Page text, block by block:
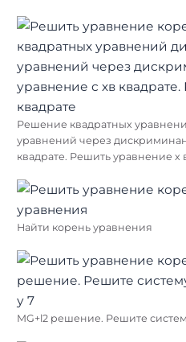
Решение квадратных
уравнений через
квадрате. Решить уравнение х
Найти корень уравнения
MG+l2 решение. Решите